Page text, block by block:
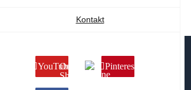
Kontakt
YouTubeOnline
Shop
Pinterest